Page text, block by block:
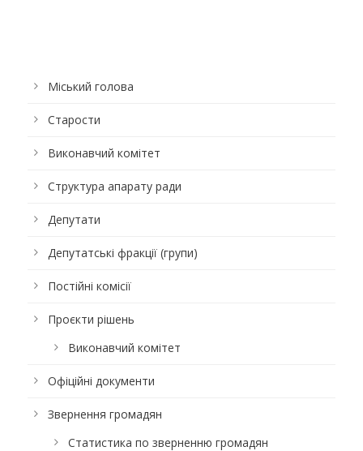
Міський голова
Старости
Виконавчий комітет
Структура апарату ради
Депутати
Депутатські фракції (групи)
Постійні комісії
Проєкти рішень
Виконавчий комітет
Офіційні документи
Звернення громадян
Статистика по зверненню громадян